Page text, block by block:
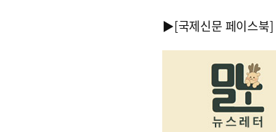
▶[국제신문 페이스북]